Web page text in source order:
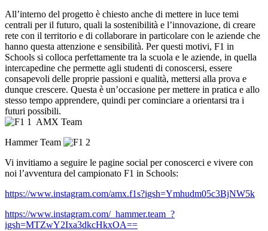
All’interno del progetto è chiesto anche di mettere in luce temi
centrali per il futuro, quali la sostenibilità e l’innovazione, di creare
rete con il territorio e di collaborare in particolare con le aziende che
hanno questa attenzione e sensibilità. Per questi motivi, F1 in
Schools si colloca perfettamente tra la scuola e le aziende, in quella
intercapedine che permette agli studenti di conoscersi, essere
consapevoli delle proprie passioni e qualità, mettersi alla prova e
dunque crescere. Questa è un’occasione per mettere in pratica e allo
stesso tempo apprendere, quindi per cominciare a orientarsi tra i
futuri possibili.
AMX Team
Hammer Team
Vi invitiamo a seguire le pagine social per conoscerci e vivere con
noi l’avventura del campionato F1 in Schools:
https://www.instagram.com/amx.f1s?igsh=Ymhudm05c3BjNW5k
https://www.instagram.com/_hammer.team_?
igsh=MTZwY2Ixa3dkcHkxOA==